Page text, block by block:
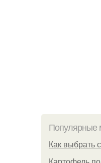
Популярные
Как выбрать